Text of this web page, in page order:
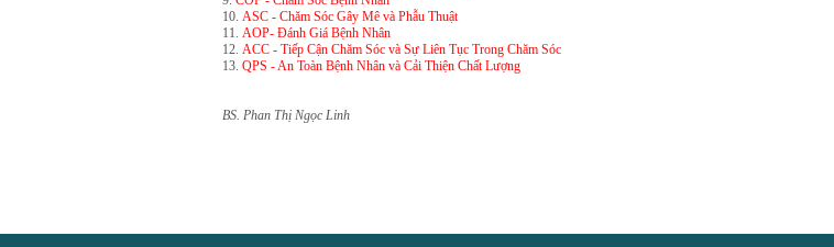
10. ASC - Chăm Sóc Gây Mê và Phẫu Thuật
11. AOP- Đánh Giá Bệnh Nhân
12. ACC - Tiếp Cận Chăm Sóc và Sự Liên Tục Trong Chăm Sóc
13. QPS - An Toàn Bệnh Nhân và Cải Thiện Chất Lượng
BS. Phan Thị Ngọc Linh